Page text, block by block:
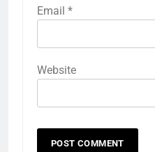
Email *
Website